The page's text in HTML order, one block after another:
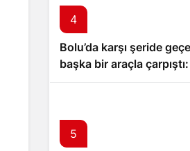
4
Bolu’da karşı şeride
başka bir araçla
yaralı
5